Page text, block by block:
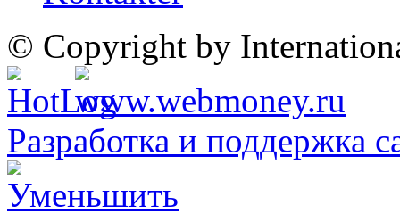
© Copyright by
Разработка и поддержка